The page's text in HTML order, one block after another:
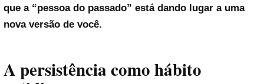
que a “pessoa do passado” está dando lugar a uma
nova versão de você.
A persistência como hábito